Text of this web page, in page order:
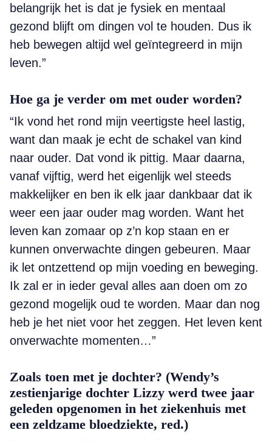
belangrijk het is dat je fysiek en mentaal
gezond blijft om dingen vol te houden. Dus ik
heb bewegen altijd wel geïntegreerd in mijn
leven.”
Hoe ga je verder om met ouder worden?
“Ik vond het rond mijn veertigste heel lastig,
want dan maak je echt de schakel van kind
naar ouder. Dat vond ik pittig. Maar daarna,
vanaf vijftig, werd het eigenlijk wel steeds
makkelijker en ben ik elk jaar dankbaar dat ik
weer een jaar ouder mag worden. Want het
leven kan zomaar op z’n kop staan en er
kunnen onverwachte dingen gebeuren. Maar
ik let ontzettend op mijn voeding en beweging.
Ik zal er in ieder geval alles aan doen om zo
gezond mogelijk oud te worden. Maar dan nog
heb je het niet voor het zeggen. Het leven kent
onverwachte momenten…”
Zoals toen met je dochter? (Wendy’s
zestienjarige dochter Lizzy werd twee jaar
geleden opgenomen in het ziekenhuis met
een zeldzame bloedziekte, red.)